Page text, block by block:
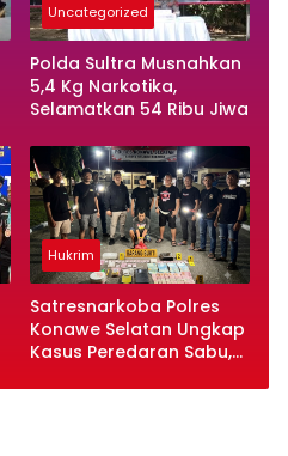
Uncategorized
Polda Sultra Musnahkan
5,4 Kg Narkotika,
Selamatkan 54 Ribu Jiwa
Hukrim
Satresnarkoba Polres
Konawe Selatan Ungkap
Kasus Peredaran Sabu,